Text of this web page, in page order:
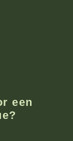
een